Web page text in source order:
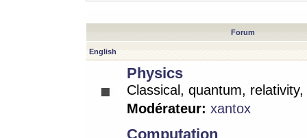
Forum
English
Physics
Classical, quantum,
Modérateur: xantox
Computation